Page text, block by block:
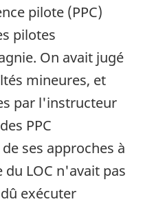
pilote (PPC)
pilotes
On avait jugé
mineures, et
par l'instructeur
PPC
ses approches à
LOC n'avait pas
exécuter